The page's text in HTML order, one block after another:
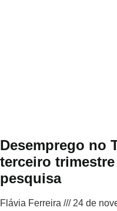
Desemprego no
terceiro
pesquisa
Flávia Ferreira
24 de